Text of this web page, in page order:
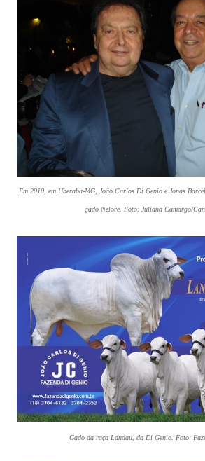
Em 2010, em Uberaba-MG, João Carlos Di Genio e Jonas
gado Nelore. Foto: Juliana Camargo/
Gado da raça Landau, da Di Genio. Foto: